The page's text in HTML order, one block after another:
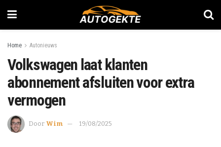
Home Autonieuws
Volkswagen laat klanten
abonnement afsluiten voor extra
vermogen
Door Wim 19/08/2025